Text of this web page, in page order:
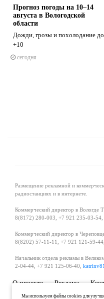
Прогноз погоды на 10–14
августа в Вологодской
области
Дожди, грозы и похолодание до
+10
сегодня
Размещение рекламной и
радиостанциях и в интернете.
Коммерческий директор в Вологде
8(8172) 280-003, +7 921 235-03-54,
Коммерческий директор в
8(8202) 57-11-11, +7 921 121-59-44,
Начальник отдела рекламы в
2-04-44, +7 921 125-06-40,
О проекте Реклама
Политика в области
Мы используем файлы cookies для